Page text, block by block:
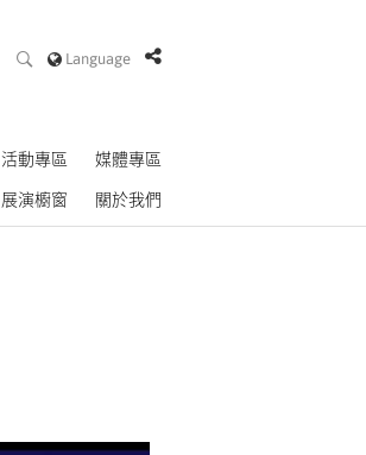
Language
活動專區
媒體專區
展演櫥窗 關於我們